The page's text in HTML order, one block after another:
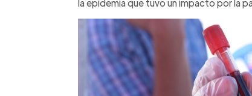
la epidemia que tuvo un impacto por la